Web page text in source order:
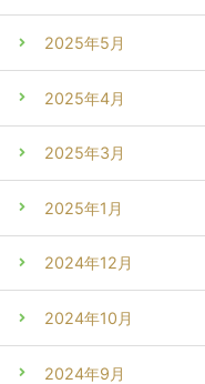
2025年5月
2025年4月
2025年3月
2025年1月
2024年12月
2024年10月
2024年9月